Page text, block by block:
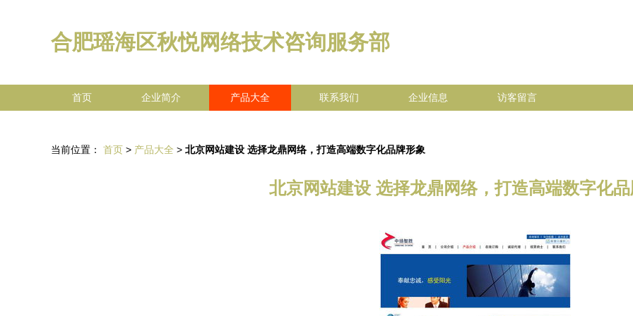
合肥瑶海区秋悦网络技术咨询服务部
首页 企业简介 产品大全 联系我们 企业信息 访客留言
当前位置： 首页 > 产品大全 > 北京网站建设 选择龙鼎网络，打造高端数字化品牌形象
北京网站建设 选择龙鼎网络，打造高端数字化